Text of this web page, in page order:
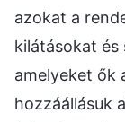
azokat a
kilátásokat és
amelyeket ők
hozzáállásuk